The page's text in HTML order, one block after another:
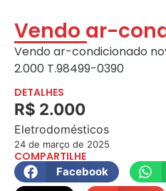
Vendo ar-
Vendo ar-condicionado
2.000 T.98499-0390
DETALHES
R$ 2.000
Eletrodomésticos
24 de março de 2025
COMPARTILHE
Facebook